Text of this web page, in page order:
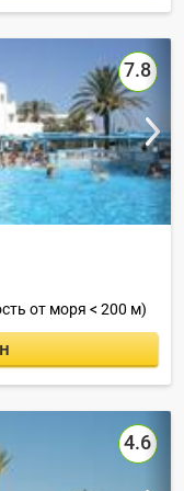
7.8
от моря < 200 м)
4.6